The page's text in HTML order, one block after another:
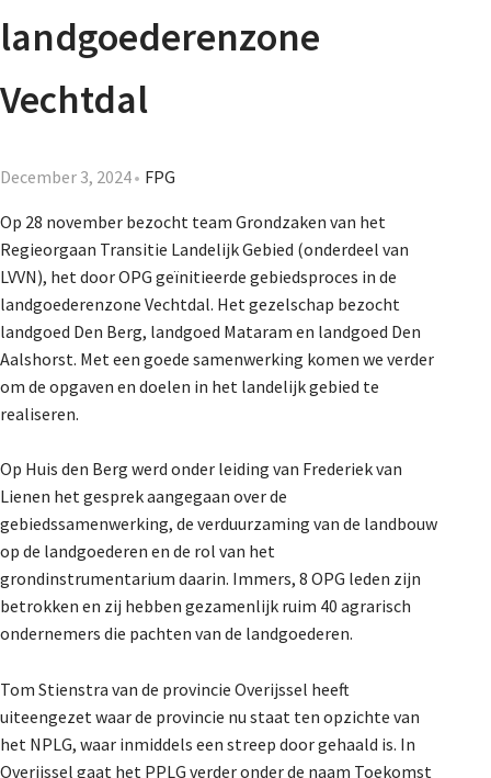
landgoederenzone
Vechtdal
December 3, 2024 FPG
Op 28 november bezocht team Grondzaken van het
Regieorgaan Transitie Landelijk Gebied (onderdeel van
LVVN), het door OPG geïnitieerde gebiedsproces in de
landgoederenzone Vechtdal. Het gezelschap bezocht
landgoed Den Berg, landgoed Mataram en landgoed Den
Aalshorst. Met een goede samenwerking komen we verder
om de opgaven en doelen in het landelijk gebied te
realiseren.
Op Huis den Berg werd onder leiding van Frederiek van
Lienen het gesprek aangegaan over de
gebiedssamenwerking, de verduurzaming van de landbouw
op de landgoederen en de rol van het
grondinstrumentarium daarin. Immers, 8 OPG leden zijn
betrokken en zij hebben gezamenlijk ruim 40 agrarisch
ondernemers die pachten van de landgoederen.
Tom Stienstra van de provincie Overijssel heeft
uiteengezet waar de provincie nu staat ten opzichte van
het NPLG, waar inmiddels een streep door gehaald is. In
Overijssel gaat het PPLG verder onder de naam Toekomst
De Landeigenaar
Contact